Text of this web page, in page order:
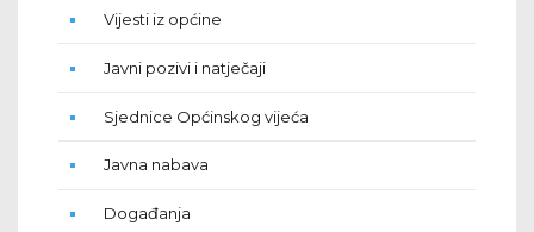
Vijesti iz općine
Javni pozivi i natječaji
Sjednice Općinskog vijeća
Javna nabava
Događanja